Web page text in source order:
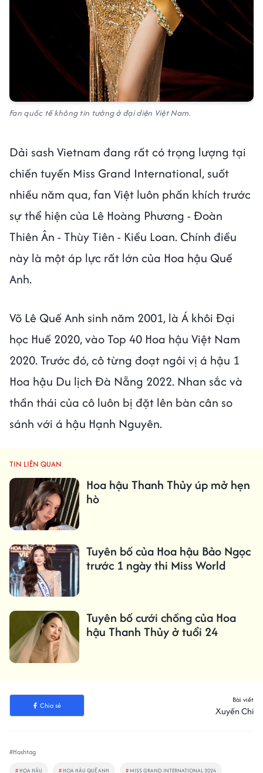
Fan quốc tế không tin tưởng ở đại diện Việt Nam.
Dải sash Vietnam đang rất có trọng lượng tại
chiến tuyến Miss Grand International, suốt
nhiều năm qua, fan Việt luôn phấn khích trước
sự thể hiện của Lê Hoàng Phương - Đoàn
Thiên Ân - Thùy Tiên - Kiều Loan. Chính điều
này là một áp lực rất lớn của Hoa hậu Quế
Anh.
Võ Lê Quế Anh sinh năm 2001, là Á khôi Đại
học Huế 2020, vào Top 40 Hoa hậu Việt Nam
2020. Trước đó, cô từng đoạt ngôi vị á hậu 1
Hoa hậu Du lịch Đà Nẵng 2022. Nhan sắc và
thần thái của cô luôn bị đặt lên bàn cân so
sánh với á hậu Hạnh Nguyên.
TIN LIÊN QUAN
Hoa hậu Thanh Thủy úp mở hẹn
hò
Tuyên bố của Hoa hậu Bảo Ngọc
trước 1 ngày thi Miss World
Tuyên bố cưới chồng của Hoa
hậu Thanh Thủy ở tuổi 24
Chia sẻ
Bài viết
Xuyến Chi
#Hashtag
# HOA HẬU # HOA HẬU QUẾ ANH # MISS GRAND INTERNATIONAL 2024